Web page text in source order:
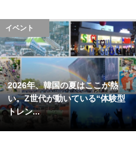
イベント
2026年、韓国の夏はここが熱
い。Z世代が動いている“体験型
トレン...